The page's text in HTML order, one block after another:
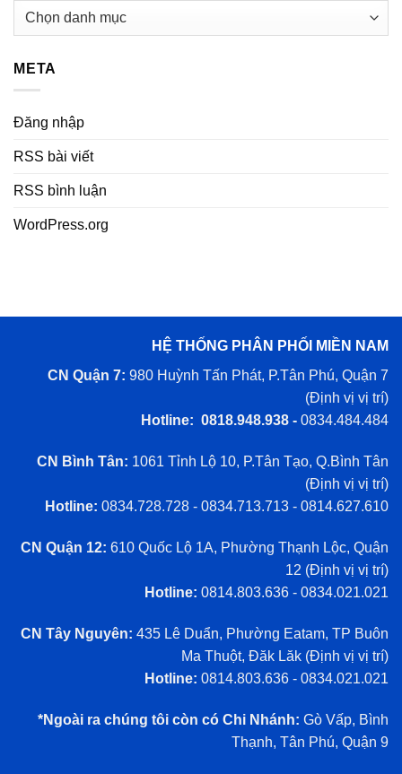
Danh
META
Đăng nhập
RSS bài viết
RSS bình luận
WordPress.org
HỆ THỐNG PHÂN PHỐI MIỀN NAM
CN Quận 7: 980 Huỳnh Tấn Phát, P.Tân Phú, Quận 7
(Định vị vị trí)
Hotline: 0818.948.938 - 0834.484.484
CN Bình Tân: 1061 Tỉnh Lộ 10, P.Tân Tạo, Q.Bình Tân
(Định vị vị trí)
Hotline: 0834.728.728 - 0834.713.713 - 0814.627.610
CN Quận 12: 610 Quốc Lộ 1A, Phường Thạnh Lộc, Quận
12 (Định vị vị trí)
Hotline: 0814.803.636 - 0834.021.021
CN Tây Nguyên: 435 Lê Duẩn, Phường Eatam, TP Buôn
Ma Thuột, Đăk Lăk (Định vị vị trí)
Hotline: 0814.803.636 - 0834.021.021
*Ngoài ra chúng tôi còn có Chi Nhánh: Gò Vấp, Bình
Thạnh, Tân Phú, Quận 9